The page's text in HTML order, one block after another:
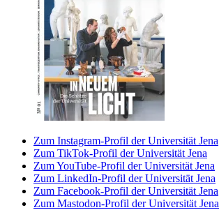
Zum Instagram-Profil der Universität Jena
Zum TikTok-Profil der Universität Jena
Zum YouTube-Profil der Universität Jena
Zum LinkedIn-Profil der Universität Jena
Zum Facebook-Profil der Universität Jena
Zum Mastodon-Profil der Universität Jena